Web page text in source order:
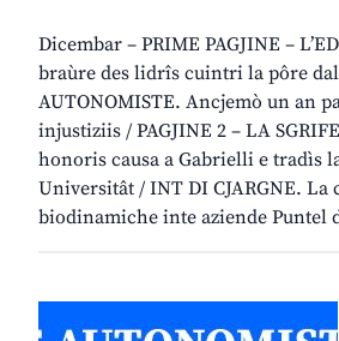
Dicembar – PRIME PAGJINE –
braùre des lidrîs cuintri la pôre
AUTONOMISTE. Ancjemò un an
injustiziis / PAGJINE 2 – LA
honoris causa a Gabrielli e tradìs
Universitât / INT DI CJARGNE. La
biodinamiche inte aziende Puntel